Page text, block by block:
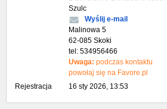
Szulc
Wyślij e-mail
Malinowa 5
62-085 Skoki
tel: 534956466
Uwaga: podczas kontaktu
powołaj się na Favore.pl
Rejestracja
16 sty 2026, 13:53